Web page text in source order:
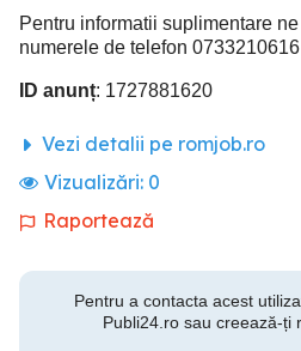
Pentru informatii suplimentare
numerele de telefon
ID anunț: 1727881620
Vezi detalii pe romjob.ro
Vizualizări: 0
Raportează
Pentru a contacta acest
Publi24.ro sau creează-ți